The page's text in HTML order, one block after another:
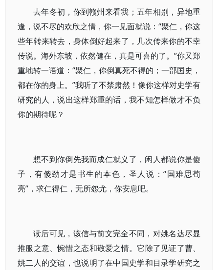
去年冬初，你到赣州来看我；五年相别，异地重
逢，说不尽的欢欣之情，你一见面就说：“聚仁，你这
些年转来转去，身体倒好起来了，几次传来你的不幸
传说。海外东坡，依然健在，真是可喜的了。”你又郑
重地转一语道：“聚仁，你倒真死不得的；一部国史，
都在你的身上。”我听了不禁肃然！像你这样对史学有
研究的人，说出这样郑重的话，我不知怎样做才不负
你的期待呢？
想不到你倒先我而成仁就义了，闲人都说你是傻
子，有傻劲才是书生的本色，圣人说：“国难思荀
亮”，求仁得仁，无所怨尤，你安息吧。
读后可见，该信与前文完全不同，对姚名达尽显
推服之意、惋惜之态和敬爱之情。它除了见证了曹、
姚二人的交谊，也说明了在中国史学和目录学研究之